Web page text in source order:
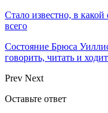
Стало известно, в
всего
Состояние Брюса
говорить, читать и
Prev Next
Оставьте ответ